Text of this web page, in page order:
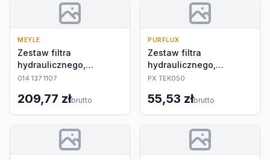
MEYLE
Zestaw filtra
hydraulicznego,
automatyczna skrzynia
014 137 1107
209,77 złbrutto
PURFLUX
Zestaw filtra
hydraulicznego,
automatyczna skrzynia
PX TEK050
55,53 złbrutto